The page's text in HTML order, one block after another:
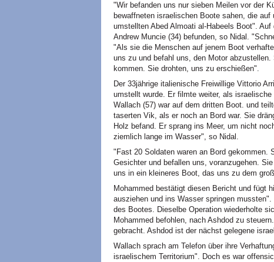
"Wir befanden uns nur sieben Meilen vor der
bewaffneten israelischen Boote sahen, die
umstellten Abed Almoati al-Habeels Boot".
Andrew Muncie (34) befunden, so Nidal.
"Als sie die Menschen auf jenem Boot
uns zu und befahl uns, den Motor
kommen. Sie drohten, uns zu erschießen".
Der 33jährige italienische Freiwillige Vittorio
umstellt wurde. Er filmte weiter, als
Wallach (57) war auf dem dritten Boot. und
taserten Vik, als er noch an Bord war. Sie
Holz befand. Er sprang ins Meer, um nicht
ziemlich lange im Wasser", so Nidal.
"Fast 20 Soldaten waren an Bord gekommen.
Gesichter und befallen uns, voranzugehen.
uns in ein kleineres Boot, das uns zu dem
Mohammed bestätigt diesen Bericht und fügt
ausziehen und ins Wasser springen
des Bootes. Dieselbe Operation wiederholte
Mohammed befohlen, nach Ashdod zu
gebracht. Ashdod ist der nächst gelegene
Wallach sprach am Telefon über ihre
israelischem Territorium". Doch es war